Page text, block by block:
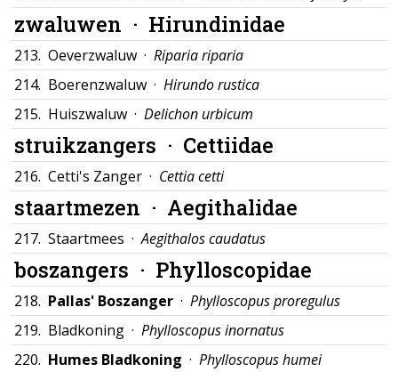
zwaluwen · Hirundinidae
213. Oeverzwaluw · Riparia riparia
214. Boerenzwaluw · Hirundo rustica
215. Huiszwaluw · Delichon urbicum
struikzangers · Cettiidae
216. Cetti's Zanger · Cettia cetti
staartmezen · Aegithalidae
217. Staartmees ·Aegithalos caudatus
boszangers · Phylloscopidae
218. Pallas' Boszanger · Phylloscopus proregulus
219. Bladkoning · Phylloscopus inornatus
220. Humes Bladkoning · Phylloscopus humei